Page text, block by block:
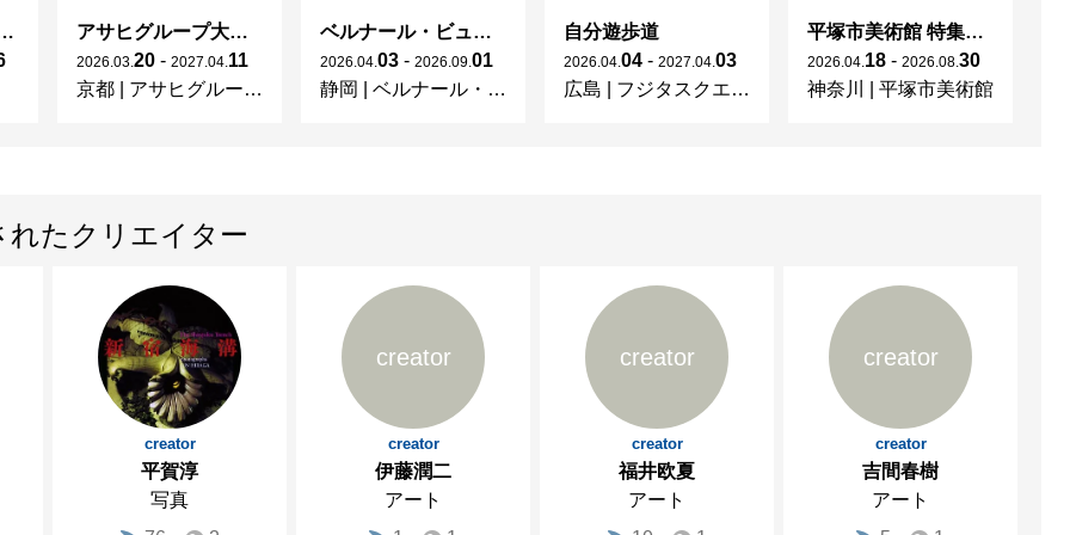
･ヌーヴォーのガラス 水辺のやすらぎ、海の神秘」
アサヒグループ大山崎山荘美術館 開館30周年記念展「没後100年 クロード・モネ」
2026 03 20 - 2027 04 11
京都
アサヒグループ大山崎山荘美術館
ベルナール・ビュフェと写真 ーカメラがとらえたビュフェとその時代、そして21 世紀へ
2026 04 03 - 2026 09 01
静岡
ベルナール・ビュフェ美術館
自分遊歩道
2026 04 04 - 2027 04 03
広島
フジタスクエアまるくる大野
平塚市美術館 特集展 花の表現、その多様性／特別展示 新収蔵品展
2026 04 18 - 2026 08 30
神奈川
平塚市美術館
たクリエイター
creator
平賀淳
写真
creator
creator
伊藤潤二
アート
creator
creator
福井欧夏
アート
creator
creator
吉間春樹
アート